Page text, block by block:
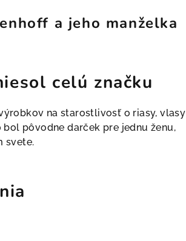
a jeho manželka
celú značku
na starostlivosť o riasy, vlasy
pôvodne darček pre jednu ženu,
svete.